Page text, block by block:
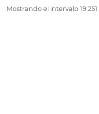
Mostrando el intervalo